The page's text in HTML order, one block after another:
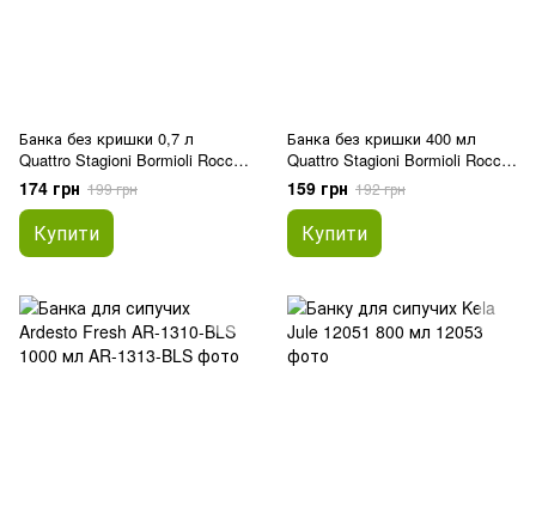
Банка без кришки 0,7 л
Quattro Stagioni Bormioli Rocco
349760-F-01121990
174 грн 199 грн
Купити
Банка без кришки 400 мл
Quattro Stagioni Bormioli Rocco
365642-M-04321990
159 грн 192 грн
Купити